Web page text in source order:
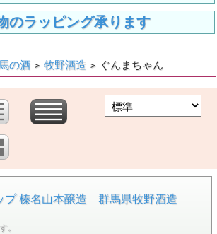
のラッピング承ります
の酒 > 牧野酒造 > ぐんまちゃん
プ 榛名山本醸造 群馬県牧野酒造
。